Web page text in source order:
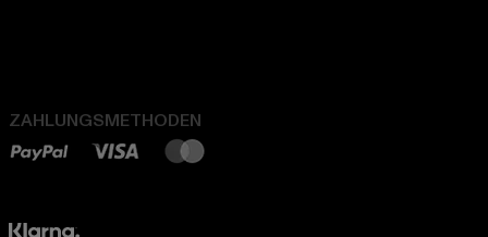
ZAHLUNGSMETHODEN